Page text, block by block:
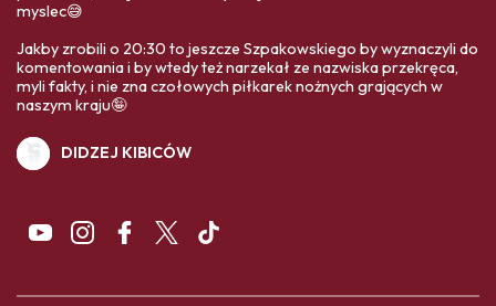
myslec😅
Jakby zrobili o 20:30 to jeszcze Szpakowskiego by wyznaczyli do
komentowania i by wtedy też narzekał ze nazwiska przekręca,
myli fakty, i nie zna czołowych piłkarek nożnych grających w
naszym kraju🤪
DIDZEJ KIBICÓW